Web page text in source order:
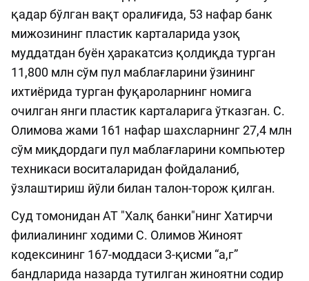
қадар бўлган вақт оралиғида, 53 нафар банк
мижозининг пластик карталарида узоқ
муддатдан буён ҳаракатсиз қолдиқда турган
11,800 млн сўм пул маблағларини ўзининг
ихтиёрида турган фуқароларнинг номига
очилган янги пластик карталарига ўтказган. С.
Олимова жами 161 нафар шахсларнинг 27,4 млн
сўм миқдордаги пул маблағларини компьютер
техникаси воситаларидан фойдаланиб,
ўзлаштириш йўли билан талон-торож қилган.
Суд томонидан АТ "Халқ банки"нинг Хатирчи
филиалининг ходими С. Олимов Жиноят
кодексининг 167-моддаси 3-қисми “а,г”
бандларида назарда тутилган жиноятни содир